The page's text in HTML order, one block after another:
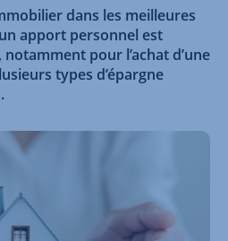
dans les meilleures
apport personnel est
pour l’achat d’une
types d’épargne